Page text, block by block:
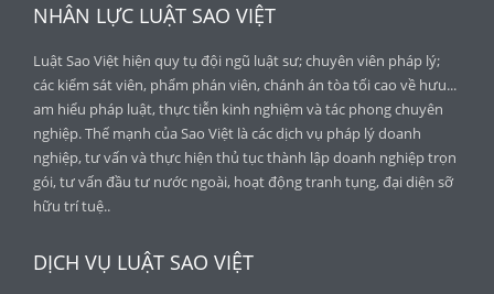
NHÂN LỰC LUẬT SAO VIỆT
Luật Sao Việt hiện quy tụ đội ngũ luật sư; chuyên viên pháp lý;
các kiểm sát viên, phẩm phán viên, chánh án tòa tối cao về hưu...
am hiểu pháp luật, thực tiễn kinh nghiệm và tác phong chuyên
nghiệp. Thế mạnh của Sao Việt là các dịch vụ pháp lý doanh
nghiệp, tư vấn và thực hiện thủ tục thành lập doanh nghiệp trọn
gói, tư vấn đầu tư nước ngoài, hoạt động tranh tụng, đại diện sỡ
hữu trí tuệ..
DỊCH VỤ LUẬT SAO VIỆT